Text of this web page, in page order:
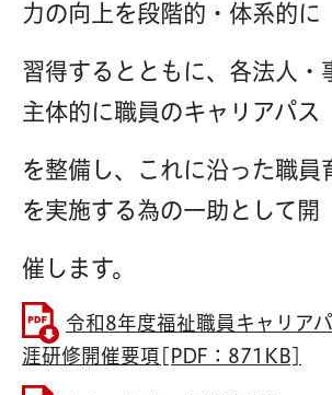
力の向上を段階的・体系的に
習得するとともに、各法人・
主体的に職員のキャリアパス
を整備し、これに沿った職員
を実施する為の一助として開
催します。
令和8年度福祉職員キャリア
涯研修開催要項[PDF：871KB]